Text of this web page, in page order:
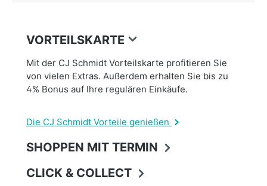
VORTEILSKARTE
Mit der CJ Schmidt Vorteilskarte profitieren Sie
von vielen Extras. Außerdem erhalten Sie bis zu
4% Bonus auf Ihre regulären Einkäufe.
Die CJ Schmidt Vorteile genießen
SHOPPEN MIT TERMIN
CLICK & COLLECT